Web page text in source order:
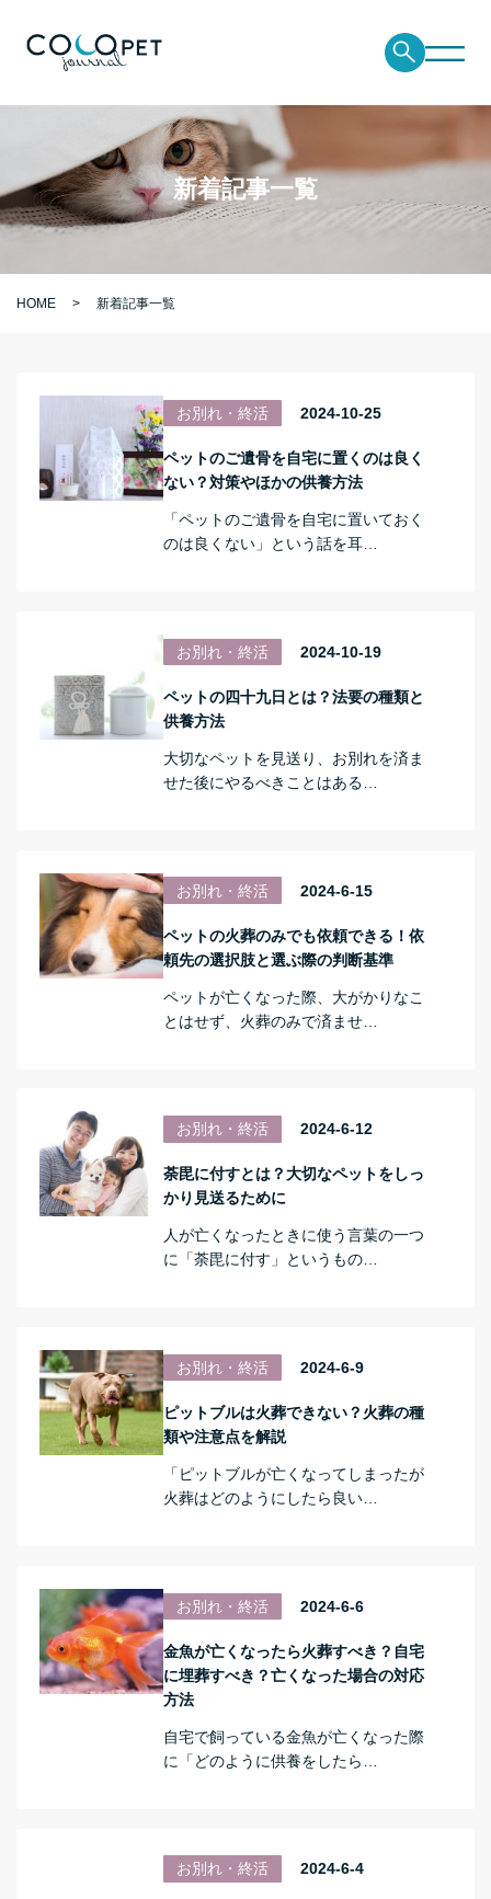
新着記事一覧
HOME 新着記事一覧
お別れ・終活 2024-10-25
ペットのご遺骨を自宅に置くのは良く
ない？対策やほかの供養方法
「ペットのご遺骨を自宅に置いておく
のは良くない」という話を耳…
お別れ・終活 2024-10-19
ペットの四十九日とは？法要の種類と
供養方法
大切なペットを見送り、お別れを済ま
せた後にやるべきことはある…
お別れ・終活 2024-6-15
ペットの火葬のみでも依頼できる！依
頼先の選択肢と選ぶ際の判断基準
ペットが亡くなった際、大がかりなこ
とはせず、火葬のみで済ませ…
お別れ・終活 2024-6-12
荼毘に付すとは？大切なペットをしっ
かり見送るために
人が亡くなったときに使う言葉の一つ
に「荼毘に付す」というもの…
お別れ・終活 2024-6-9
ピットブルは火葬できない？火葬の種
類や注意点を解説
「ピットブルが亡くなってしまったが
火葬はどのようにしたら良い…
お別れ・終活 2024-6-6
金魚が亡くなったら火葬すべき？自宅
に埋葬すべき？亡くなった場合の対応
方法
自宅で飼っている金魚が亡くなった際
に「どのように供養をしたら…
お別れ・終活 2024-6-4